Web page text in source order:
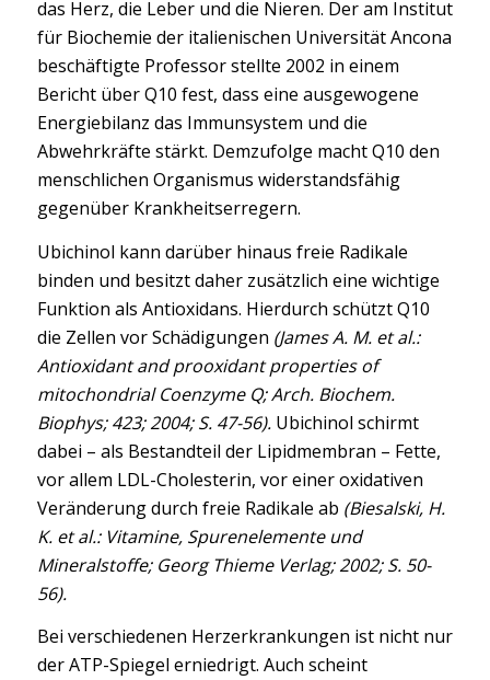
das Herz, die Leber und die Nieren. Der am Institut
für Biochemie der italienischen Universität Ancona
beschäftigte Professor stellte 2002 in einem
Bericht über Q10 fest, dass eine ausgewogene
Energiebilanz das Immunsystem und die
Abwehrkräfte stärkt. Demzufolge macht Q10 den
menschlichen Organismus widerstandsfähig
gegenüber Krankheitserregern.
Ubichinol kann darüber hinaus freie Radikale
binden und besitzt daher zusätzlich eine wichtige
Funktion als Antioxidans. Hierdurch schützt Q10
die Zellen vor Schädigungen (James A. M. et al.:
Antioxidant and prooxidant properties of
mitochondrial Coenzyme Q; Arch. Biochem.
Biophys; 423; 2004; S. 47-56).Ubichinol schirmt
dabei – als Bestandteil der Lipidmembran – Fette,
vor allem LDL-Cholesterin, vor einer oxidativen
Veränderung durch freie Radikale ab (Biesalski, H.
K. et al.: Vitamine, Spurenelemente und
Mineralstoffe; Georg Thieme Verlag; 2002; S. 50-
56).
Bei verschiedenen Herzerkrankungen ist nicht nur
der ATP-Spiegel erniedrigt. Auch scheint